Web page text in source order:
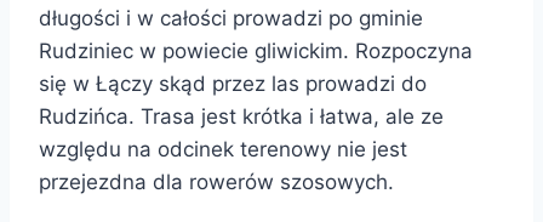
długości i w całości prowadzi po gminie
Rudziniec w powiecie gliwickim. Rozpoczyna
się w Łączy skąd przez las prowadzi do
Rudzińca. Trasa jest krótka i łatwa, ale ze
względu na odcinek terenowy nie jest
przejezdna dla rowerów szosowych.